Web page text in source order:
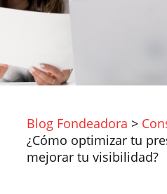
Blog Fondeadora >
¿Cómo optimizar tu
mejorar tu visibilidad?